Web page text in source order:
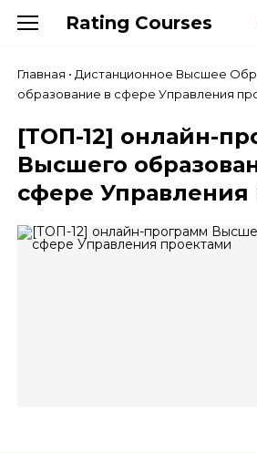
Rating Courses
Главная • Дистанционное Высшее
образование в сфере Управления
[ТОП-12] онлайн-
Высшего
сфере Управления